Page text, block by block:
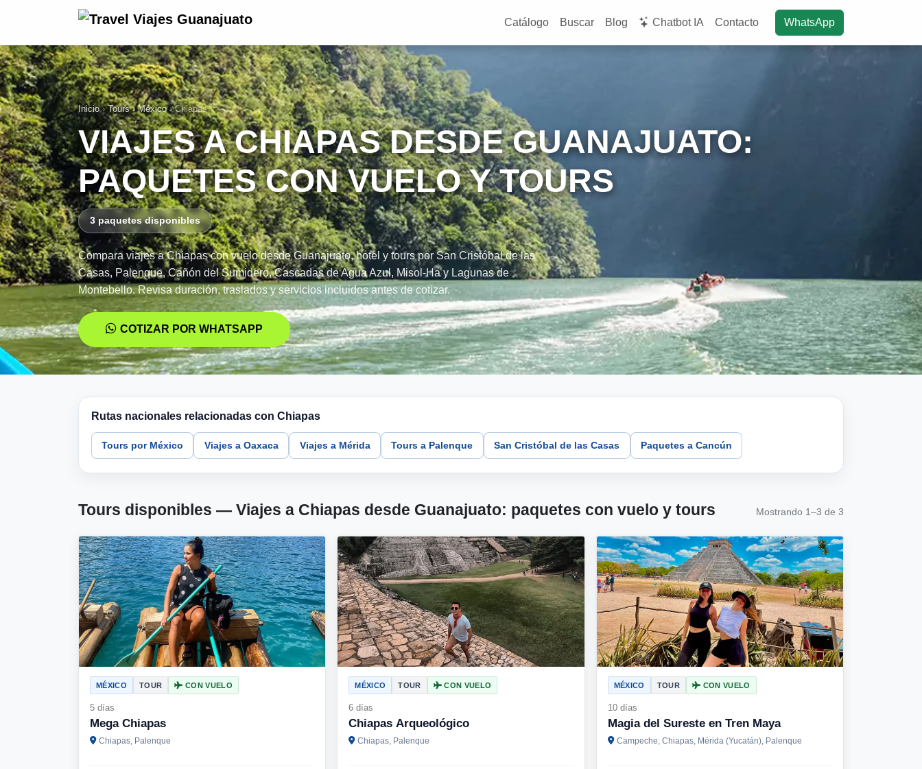
Catálogo Buscar Blog Chatbot IA Contacto WhatsApp
Inicio ›Tours ›México ›Chiapas
VIAJES A CHIAPAS DESDE GUANAJUATO:
PAQUETES CON VUELO Y TOURS
3 paquetes disponibles
Compara viajes a Chiapas con vuelo desde Guanajuato, hotel y tours por San Cristóbal de las
Casas, Palenque, Cañón del Sumidero, Cascadas de Agua Azul, Misol-Ha y Lagunas de
Montebello. Revisa duración, traslados y servicios incluidos antes de cotizar.
COTIZAR POR WHATSAPP
Rutas nacionales relacionadas con Chiapas
Tours por México Viajes a Oaxaca Viajes a Mérida Tours a Palenque San Cristóbal de las Casas Paquetes a Cancún
Tours disponibles — Viajes a Chiapas desde Guanajuato: paquetes con vuelo y tours Mostrando 1–3 de 3
MÉXICO TOUR CON VUELO
5 días
Mega Chiapas
Chiapas, Palenque
MÉXICO TOUR CON VUELO
6 días
Chiapas Arqueológico
Chiapas, Palenque
MÉXICO TOUR CON VUELO
10 días
Magia del Sureste en Tren Maya
Campeche, Chiapas, Mérida (Yucatán), Palenque